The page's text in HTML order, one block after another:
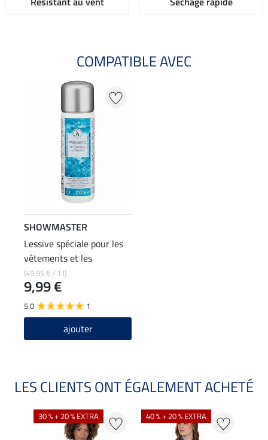
COMPATIBLE AVEC
SHOWMASTER
Lessive spéciale pour les
vêtements et les
pantalons d'équitation
(49,95 € / 1 l)
9,99 €
5.0 1
ajouter
LES CLIENTS ONT ÉGALEMENT ACHETÉ
30 % + 20 % EXTRA 40 % + 20 % EXTRA